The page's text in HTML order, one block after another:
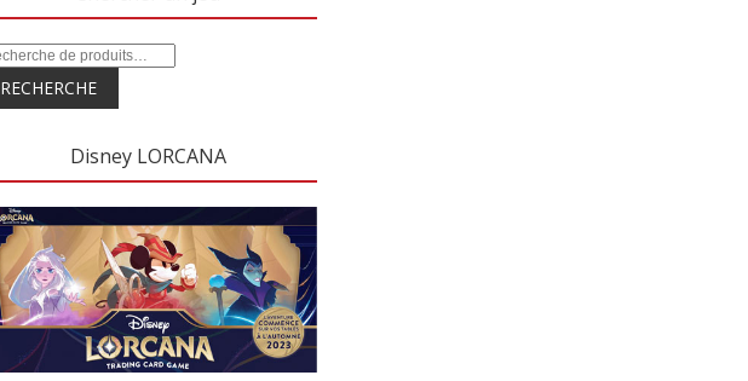
RECHERCHE
Disney LORCANA